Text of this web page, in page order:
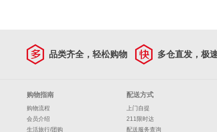
品类齐全，轻松购物 多仓直发，极
购物指南
购物流程
会员介绍
生活旅行/团购
配送方式
上门自提
211限时达
配送服务查询